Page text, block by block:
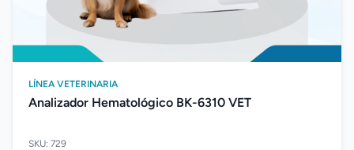
LÍNEA VETERINARIA
Analizador Hematológico BK-6310 VET
SKU: 729